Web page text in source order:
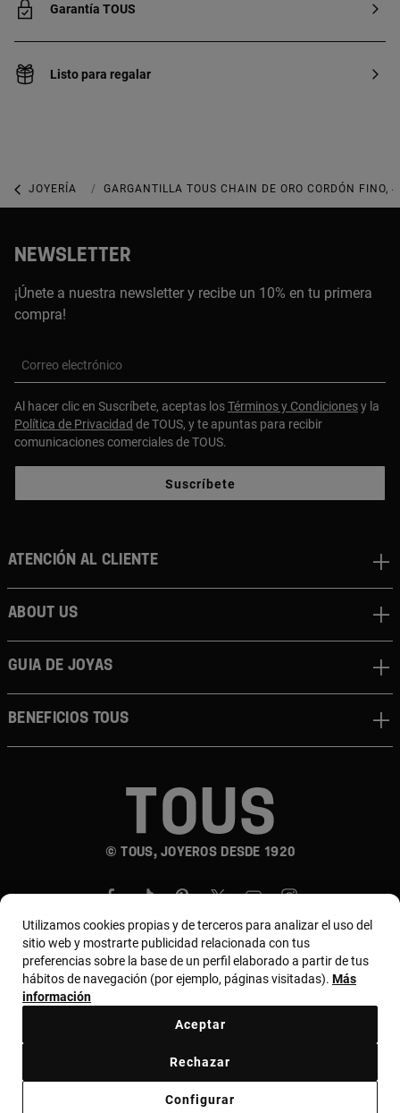
Garantía TOUS
Listo para regalar
JOYERÍA COLLARES
GARGANTILLA TOUS CHAIN DE ORO CORDÓN FINO,
NEWSLETTER
¡Únete a nuestra newsletter y recibe un 10% en tu primera
compra!
Correo electrónico
Al hacer clic en Suscríbete, aceptas losTérminos y Condicionesy la
Política de Privacidad de TOUS, y te apuntas para recibir
comunicaciones comerciales de TOUS.
Suscríbete
© TOUS, JOYEROS DESDE 1920
Atención al cliente
About us
Guia de joyas
Beneficios TOUS
País y moneda:Costa Rica / US Dollar
Código ético Proveedores
Utilizamos cookies propias y de terceros para analizar el uso del
sitio web y mostrarte publicidad relacionada con tus
preferencias sobre la base de un perfil elaborado a partir de tus
hábitos de navegación (por ejemplo, páginas visitadas). Más
información
Configurar
Rechazar
Aceptar